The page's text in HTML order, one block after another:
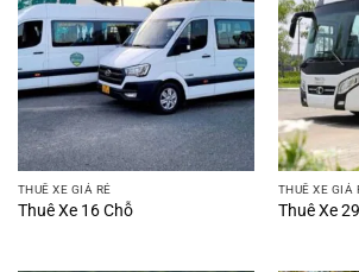
THUÊ XE GIÁ RẺ
Thuê Xe 16 Chỗ
THUÊ XE GIÁ
Thuê Xe